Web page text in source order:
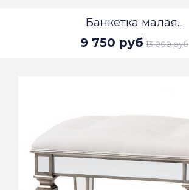
Банкетка малая...
9 750 руб 13 000 руб